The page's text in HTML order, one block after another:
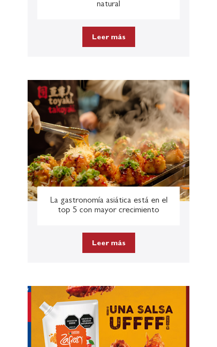
natural
Leer más
La gastronomía ​asiática está en ​el
top 5 con mayor crecimiento
Leer más